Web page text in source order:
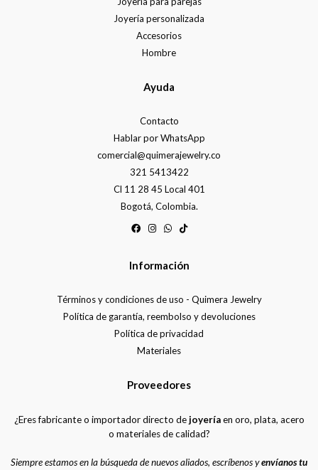
Joyería personalizada
Accesorios
Hombre
Ayuda
Contacto
Hablar por WhatsApp
comercial@quimerajewelry.co
321 5413422
Cl 11 28 45 Local 401
Bogotá, Colombia.
Información
Términos y condiciones de uso - Quimera Jewelry
Política de garantía, reembolso y devoluciones
Política de privacidad
Materiales
Proveedores
¿Eres fabricante o importador directo dejoyeríaen oro, plata, acero
o materiales de calidad?
Siempre estamos en la búsqueda de nuevos aliados, escríbenos yenvíanos tu